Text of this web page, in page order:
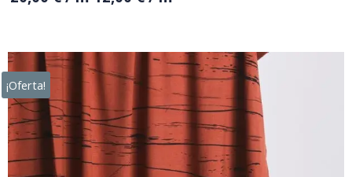
¡Oferta!